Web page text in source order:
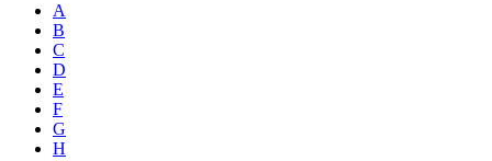
A
B
C
D
E
F
G
H